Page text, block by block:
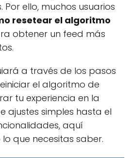
Por ello, muchos usuarios
resetear el algoritmo
obtener un feed más
a través de los pasos
el algoritmo de
tu experiencia en la
ajustes simples hasta el
aquí
que necesitas saber.